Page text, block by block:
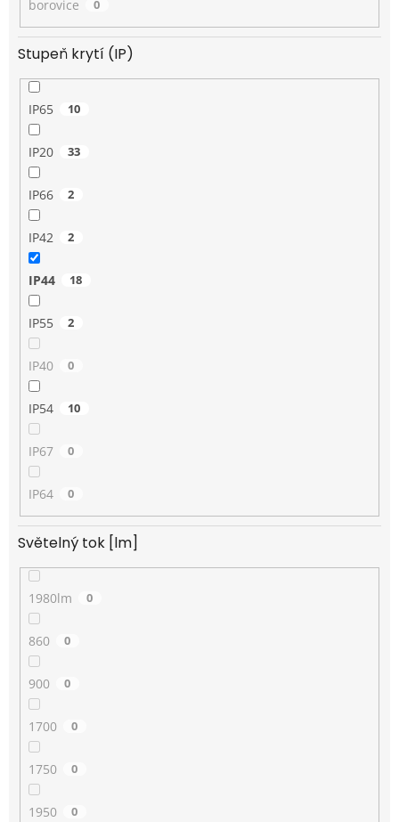
borovice 0
Stupeň krytí (IP)
IP65 10
IP20 33
IP66 2
IP42 2
IP44 18
IP55 2
IP40 0
IP54 10
IP67 0
IP64 0
Světelný tok [lm]
1980lm 0
860 0
900 0
1700 0
1750 0
1950 0